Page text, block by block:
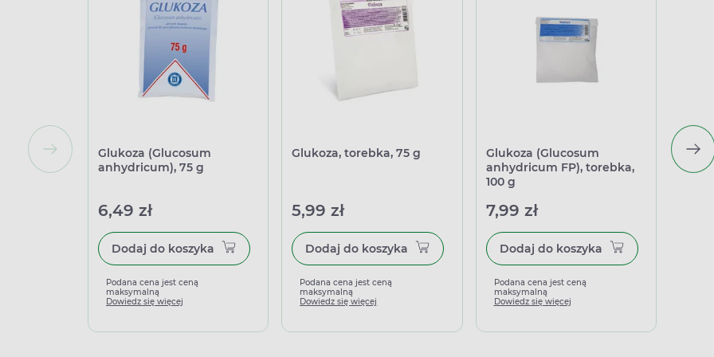
Glukoza (Glucosum
anhydricum), 75 g
6,49 zł
Dodaj do koszyka
Podana cena jest ceną
maksymalną
Dowiedz się więcej
Glukoza, torebka, 75 g
5,99 zł
Dodaj do koszyka
Podana cena jest ceną
maksymalną
Dowiedz się więcej
Glukoza (Glucosum
anhydricum FP), torebka,
100 g
7,99 zł
Dodaj do koszyka
Podana cena jest ceną
maksymalną
Dowiedz się więcej